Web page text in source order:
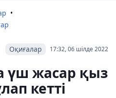
17:32, 06 шілде 2022
Оқиғалар
үш жасар қыз
кетті